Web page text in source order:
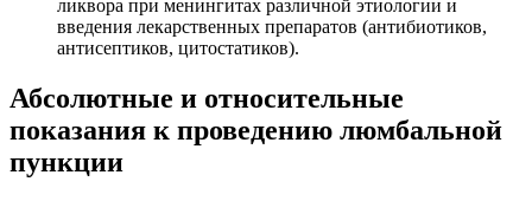
ликвора при менингитах различной этиологии и
введения лекарственных препаратов (антибиотиков,
антисептиков, цитостатиков).
Абсолютные и относительные
показания к проведению люмбальной
пункции